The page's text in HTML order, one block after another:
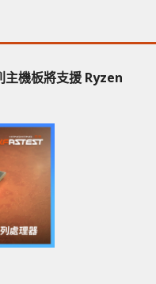
主機板將支援 Ryzen